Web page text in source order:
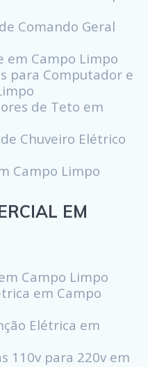
Comando Geral
em Campo Limpo
para Computador e
de Teto em
Chuveiro Elétrico
Campo Limpo
EM
Campo Limpo
em Campo
Elétrica em
110v para 220v em